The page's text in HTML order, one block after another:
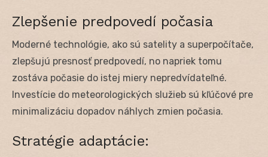
Zlepšenie predpovedí počasia
Moderné technológie, ako sú satelity a superpočítače,
zlepšujú presnosť predpovedí, no napriek tomu
zostáva počasie do istej miery nepredvídateľné.
Investície do meteorologických služieb sú kľúčové pre
minimalizáciu dopadov náhlych zmien počasia.
Stratégie adaptácie: